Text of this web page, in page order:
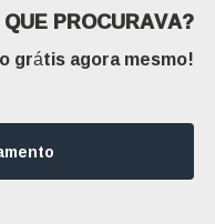
PROCURAVA?
grátis agora mesmo!